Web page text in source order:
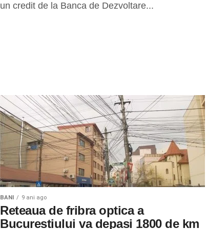
un credit de la Banca de Dezvoltare...
BANI 9 ani ago
Reteaua de fribra optica a
Bucurestiului va depasi 1800 de km